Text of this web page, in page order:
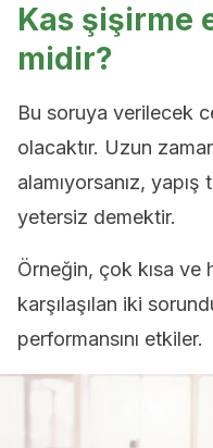
Kas şişirme
midir?
Bu soruya verilecek
olacaktır. Uzun
alamıyorsanız,
yetersiz demektir.
Örneğin, çok kısa ve
karşılaşılan iki
performansını etkiler.